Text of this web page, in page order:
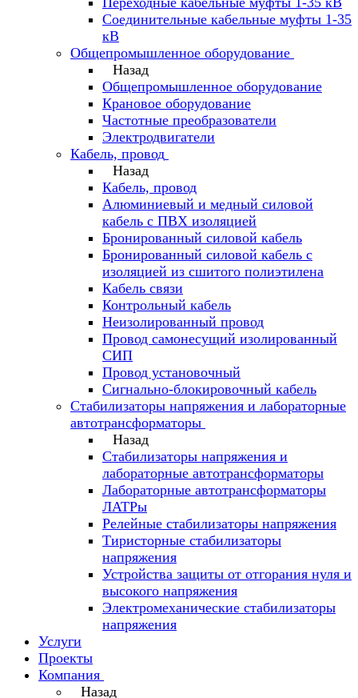
Соединительные кабельные муфты 1-35
кВ
Общепромышленное оборудование
Назад
Общепромышленное оборудование
Крановое оборудование
Частотные преобразователи
Электродвигатели
Кабель, провод
Назад
Кабель, провод
Алюминиевый и медный силовой
кабель с ПВХ изоляцией
Бронированный силовой кабель
Бронированный силовой кабель с
изоляцией из сшитого полиэтилена
Кабель связи
Контрольный кабель
Неизолированный провод
Провод самонесущий изолированный
СИП
Провод установочный
Сигнально-блокировочный кабель
Стабилизаторы напряжения и лабораторные
автотрансформаторы
Назад
Стабилизаторы напряжения и
лабораторные автотрансформаторы
Лабораторные автотрансформаторы
ЛАТРы
Релейные стабилизаторы напряжения
Тиристорные стабилизаторы
напряжения
Устройства защиты от отгорания нуля и
высокого напряжения
Электромеханические стабилизаторы
напряжения
Услуги
Проекты
Компания
Назад